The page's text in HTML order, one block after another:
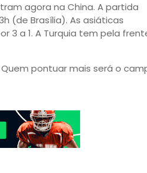
agora na China. A partida
(de Brasília). As asiáticas
3 a 1. A Turquia tem pela
pontuar mais será o